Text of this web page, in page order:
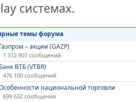
системах.
темы форума
Газпром – акции (GAZP)
1 312 907 сообщений
Банк ВТБ (VTBR)
476 100 сообщений
национальной торговли
699 632 сообщения